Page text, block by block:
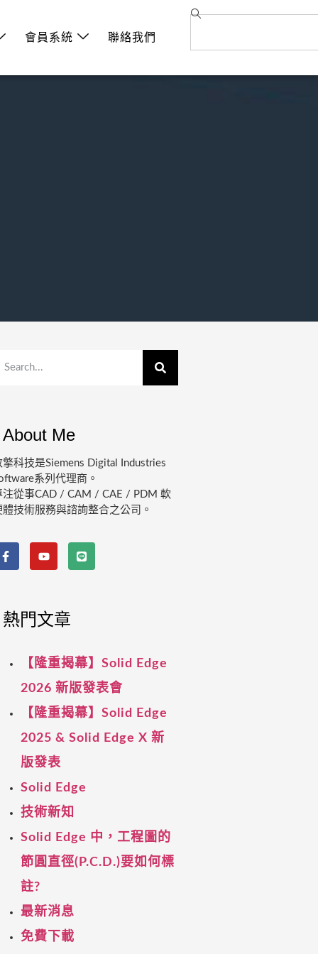
會員系統 聯絡我們
About Me
擎科技是Siemens Digital Industries
系列代理商。
注從事CAD / CAM / CAE / PDM 軟
體技術服務與諮詢整合之公司。
熱門文章
【隆重揭幕】Solid Edge
2026 新版發表會
【隆重揭幕】Solid Edge
2025 & Solid Edge X 新
版發表
Solid Edge
技術新知
Solid Edge 中，工程圖的
節圓直徑(P.C.D.)要如何標
註?
最新消息
免費下載